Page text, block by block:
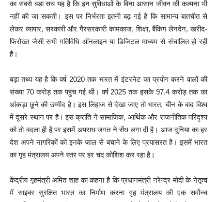
का सबसे बड़ा सच यह है कि इन सुविधाओं के बिना आसान जीवन की कल्पना भी
नहीं की जा सकती। इस पर निर्भरता इतनी बढ़ गई है कि सामान्य बातचीत से
लेकर व्यापार, सरकारी और गैरसरकारी कामकाज, शिक्षा, बैंकिग लेनदेन, खरीद-
फिरोख्त जैसी सभी गतिविधि ऑनलाइन या डिजिटल माध्यम से संचालित हो रही
हैं।
बड़ा तथ्य यह है कि वर्ष 2020 तक भारत में इंटरनेट का प्रयोग करने वालों की
संख्या 70 करोड़ तक पहुंच गई थी। वर्ष 2025 तक इसके 97.4 करोड़ तक का
आंकड़ा छूने की उम्मीद है। इस लिहाज से देखा जाए तो भारत, चीन के बाद विश्व
में दूसरे स्थान पर है। इस क्रांति ने सामाजिक, आर्थिक और राजनीतिक परिदृश्य
को तो बदला ही है पर इसमें अपराध जगत ने सेंध लगा दी है। आज दुनिया का हर
देश अपने नागरिकों को इनके जाल से बचाने के लिए प्रयासरत है। इसमें भारत
का गृह मंत्रालय अपने स्तर पर हर चंद कोशिश कर रहा है।
केंद्रीय गृहमंत्री अमित शाह का कहना है कि प्रधानमंत्री नरेन्द्र मोदी के नेतृत्व
में साइबर सुरक्षित भारत का निर्माण करना गृह मंत्रालय की एक सर्वोच्च